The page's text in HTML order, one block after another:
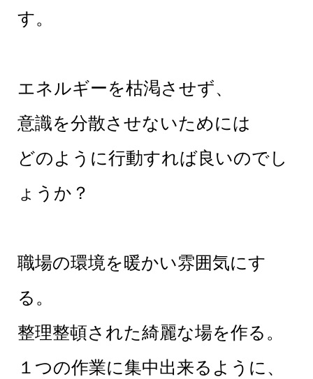
す。
エネルギーを枯渇させず、
意識を分散させないためには
どのように行動すれば良いのでし
ょうか？
職場の環境を暖かい雰囲気にす
る。
整理整頓された綺麗な場を作る。
１つの作業に集中出来るように、